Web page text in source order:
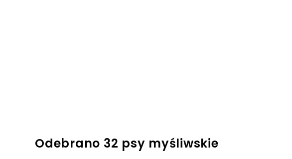
Odebrano 32 psy myśliwskie